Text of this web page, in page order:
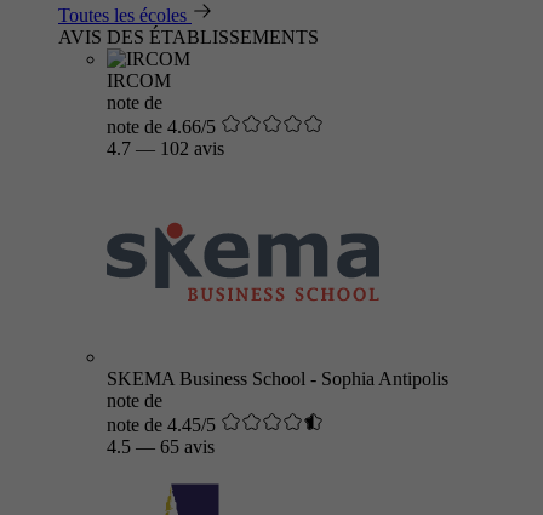
Toutes les écoles
AVIS DES ÉTABLISSEMENTS
IRCOM
note de
note de 4.66/5
4.7 — 102 avis
SKEMA Business School - Sophia Antipolis
note de
note de 4.45/5
4.5 — 65 avis